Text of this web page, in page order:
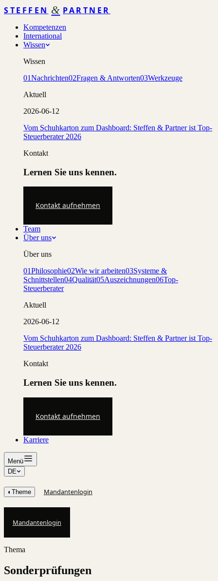
STEFFEN & PARTNER
Kompetenzen
International
Wissen
Wissen
01Nachrichten02Fragen & Antworten03Werkzeuge
Aktuell
2026-06-12
Vom Schuhkarton zum Dashboard: Steffen & Partner ist Top-
Steuerberater 2026
Kontakt
Lernen Sie uns kennen.
Kontakt aufnehmen
Team
Über uns
Über uns
01Philosophie02Wie wir arbeiten03Systeme &
Schnittstellen04Qualität05Auszeichnungen06Top-
Steuerberater
Aktuell
2026-06-12
Vom Schuhkarton zum Dashboard: Steffen & Partner ist Top-
Steuerberater 2026
Kontakt
Lernen Sie uns kennen.
Kontakt aufnehmen
Karriere
Menü
DE
◐ Theme Mandantenlogin
Mandantenlogin
Thema
Sonderprüfungen